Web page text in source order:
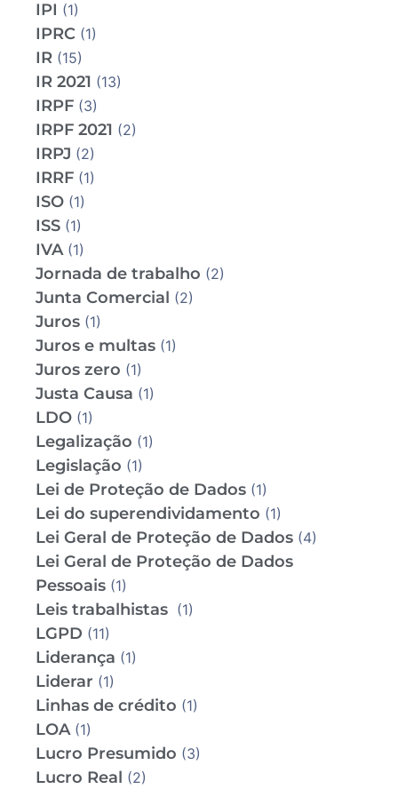
IPI (1)
IPRC (1)
IR (15)
IR 2021 (13)
IRPF (3)
IRPF 2021 (2)
IRPJ (2)
IRRF (1)
ISO (1)
ISS (1)
IVA(1)
Jornada de trabalho (2)
Junta Comercial (2)
Juros (1)
Juros e multas (1)
Juros zero (1)
Justa Causa (1)
LDO (1)
Legalização (1)
Legislação (1)
Lei de Proteção de Dados (1)
Lei do superendividamento (1)
Lei Geral de Proteção de Dados (4)
Lei Geral de Proteção de Dados
Pessoais (1)
Leis trabalhistas (1)
LGPD (11)
Liderança (1)
Liderar (1)
Linhas de crédito (1)
LOA(1)
Lucro Presumido (3)
Lucro Real (2)